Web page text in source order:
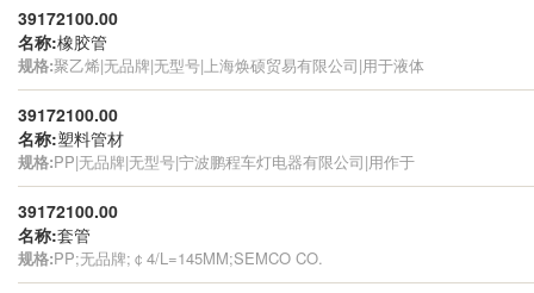
39172100.00
名称:橡胶管
规格:聚乙烯|无品牌|无型号|上海焕硕贸易有限公司|用于液体
39172100.00
名称:塑料管材
规格:PP|无品牌|无型号|宁波鹏程车灯电器有限公司|用作于
39172100.00
名称:套管
规格:PP;无品牌;￠4/L=145MM;SEMCO CO.